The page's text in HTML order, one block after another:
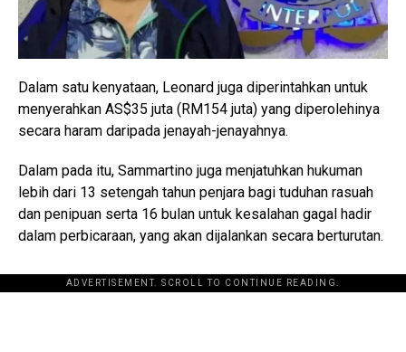
Dalam satu kenyataan, Leonard juga diperintahkan untuk
menyerahkan AS$35 juta (RM154 juta) yang diperolehinya
secara haram daripada jenayah-jenayahnya.
Dalam pada itu, Sammartino juga menjatuhkan hukuman
lebih dari 13 setengah tahun penjara bagi tuduhan rasuah
dan penipuan serta 16 bulan untuk kesalahan gagal hadir
dalam perbicaraan, yang akan dijalankan secara berturutan.
ADVERTISEMENT. SCROLL TO CONTINUE READING.